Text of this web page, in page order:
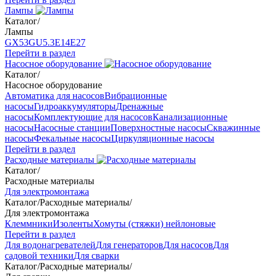
Лампы
Каталог/
Лампы
GX53GU5.3Е14Е27
Перейти в раздел
Насосное оборудование
Каталог/
Насосное оборудование
Автоматика для насосовВибрационные
насосыГидроаккумуляторыДренажные
насосыКомплектующие для насосовКанализационные
насосыНасосные станцииПоверхностные насосыСкважинные
насосыФекальные насосыЦиркуляционные насосы
Перейти в раздел
Расходные материалы
Каталог/
Расходные материалы
Для электромонтажа
Каталог/Расходные материалы/
Для электромонтажа
КлеммникиИзолентыХомуты (стяжки) нейлоновые
Перейти в раздел
Для водонагревателейДля генераторовДля насосовДля
садовой техникиДля сварки
Каталог/Расходные материалы/